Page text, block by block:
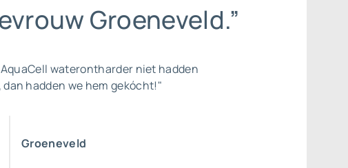
Groeneveld.”
AquaCell waterontharder niet hadden
hadden we hem gekócht!"
Groeneveld